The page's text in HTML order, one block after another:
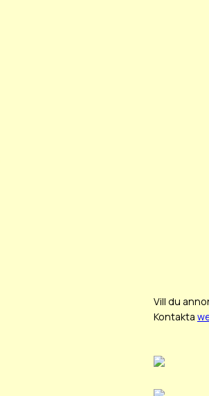
Vill du
Kontakta